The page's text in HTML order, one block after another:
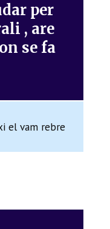
per
, are
se fa
el vam rebre